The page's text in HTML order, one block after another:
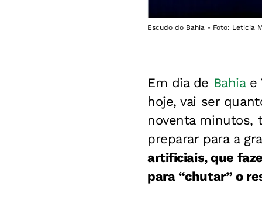
Escudo do Bahia - Foto: Letícia
Em dia de Bahiae
hoje, vai ser
noventa minutos,
preparar para a
artificiais, que
para “chutar” o